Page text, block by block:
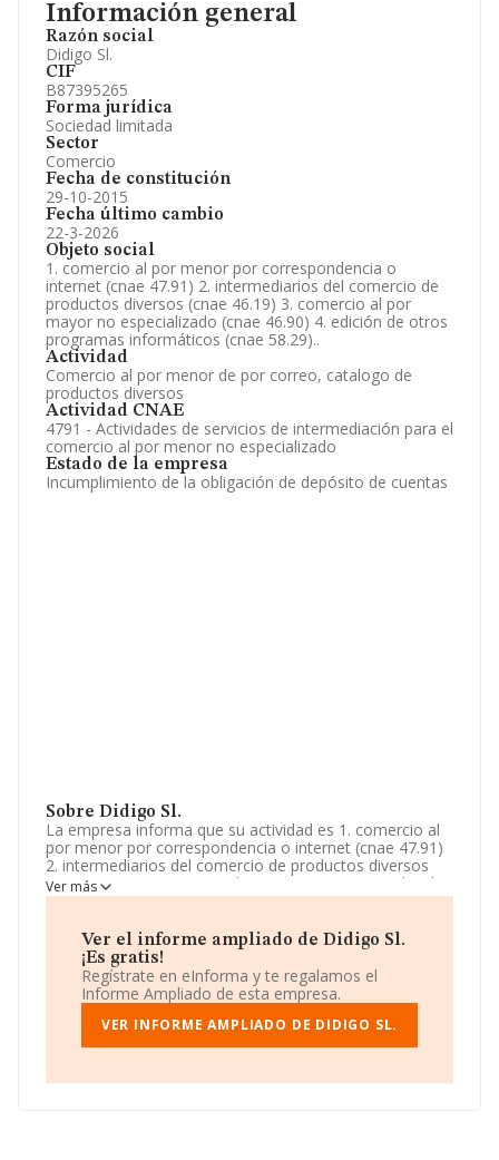
Información general
Razón social
Didigo Sl.
CIF
B87395265
Forma jurídica
Sociedad limitada
Sector
Comercio
Fecha de constitución
29-10-2015
Fecha último cambio
22-3-2026
Objeto social
1. comercio al por menor por correspondencia o
internet (cnae 47.91) 2. intermediarios del comercio de
productos diversos (cnae 46.19) 3. comercio al por
mayor no especializado (cnae 46.90) 4. edición de otros
programas informáticos (cnae 58.29)..
Actividad
Comercio al por menor de por correo, catalogo de
productos diversos
Actividad CNAE
4791 - Actividades de servicios de intermediación para el
comercio al por menor no especializado
Estado de la empresa
Incumplimiento de la obligación de depósito de cuentas
Sobre Didigo Sl.
La empresa informa que su actividad es 1. comercio al
por menor por correspondencia o internet (cnae 47.91)
2. intermediarios del comercio de productos diversos
(cnae 46.19) 3. comercio al por mayor no especializado
(cnae 46.90) 4. edición de otros programas informáticos
Sociedad Limitada. Su actividad CNAE es 'Comercio al
por menor por correspondencia o internet' con código
4791. La empresa no tiene actividad en mercados
exteriores.
La compañíaDidigo S.L, con CIF B87395265, está
situada en Calle Matarrosa núm. 24, (28947), en el
Ver más
Ver el informe ampliado de Didigo Sl.
¡Es gratis!
Regístrate en eInforma y te regalamos el
Informe Ampliado de esta empresa.
VER INFORME AMPLIADO DE DIDIGO SL.